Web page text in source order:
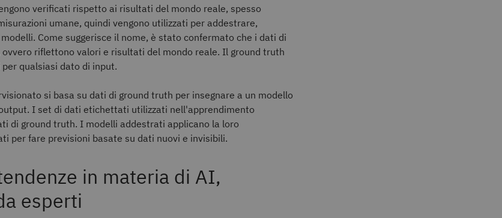
verificati rispetto ai risultati del mondo reale, spesso
umane, quindi vengono utilizzati per addestrare,
Come suggerisce il nome, è stato confermato che i dati di
riflettono valori e risultati del mondo reale. Il ground truth
qualsiasi dato di input.
si basa su dati di ground truth per insegnare a un modello
I set di dati etichettati utilizzati nell'apprendimento
di ground truth. I modelli addestrati applicano la loro
per fare previsioni basate su dati nuovi e invisibili.
in materia di AI,
esperti